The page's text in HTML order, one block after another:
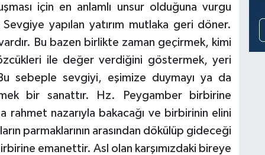
için en anlamlı unsur olduğuna vurgu
yapılan yatırım mutlaka geri döner.
Bu bazen birlikte zaman geçirmek, kimi
ile değer verdiğini göstermek, yeri
sebeple sevgiyi, eşimize duymayı ya da
bir sanattır. Hz. Peygamber birbirine
rahmet nazarıyla bakacağı ve birbirinin elini
parmaklarının arasından dökülüp gideceği
emanettir. Asl olan karşımızdaki bireye